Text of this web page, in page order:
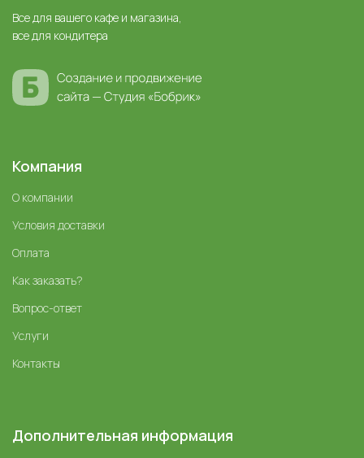
Все для вашего кафе и магазина,
все для кондитера
Компания
О компании
Условия доставки
Оплата
Как заказать?
Вопрос-ответ
Услуги
Контакты
Дополнительная информация